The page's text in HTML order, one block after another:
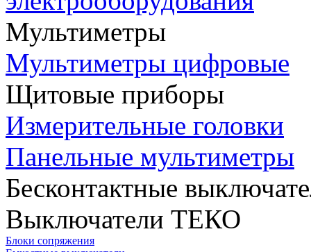
Мультиметры
Мультиметры цифровые
Щитовые приборы
Измерительные головки
Панельные мультиметры
Бесконтактные
Выключатели ТЕКО
Блоки сопряжения